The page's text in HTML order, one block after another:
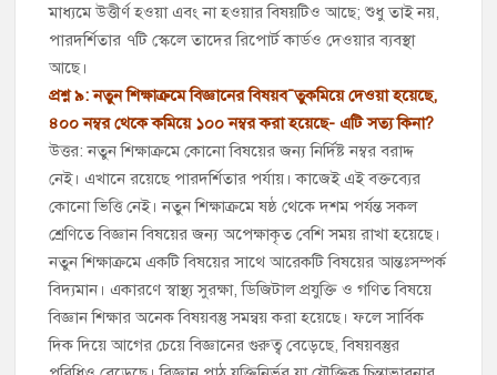
মাধ্যমে উত্তীর্ণ হওয়া এবং না হওয়ার বিষয়টিও আছে; শুধু তাই নয়,
পারদর্শিতার ৭টি স্কেলে তাদের রিপোর্ট কার্ডও দেওয়ার ব্যবস্থা
আছে।
প্রশ্ন ৯: নতুন শিক্ষাক্রমে বিজ্ঞানের বিষয়ব¯তুকমিয়ে দেওয়া হয়েছে,
৪০০ নম্বর থেকে কমিয়ে ১০০ নম্বর করা হয়েছে- এটি সত্য কিনা?
উত্তর: নতুন শিক্ষাক্রমে কোনো বিষয়ের জন্য নির্দিষ্ট নম্বর বরাদ্দ
নেই। এখানে রয়েছে পারদর্শিতার পর্যায়। কাজেই এই বক্তব্যের
কোনো ভিত্তি নেই। নতুন শিক্ষাক্রমে ষষ্ঠ থেকে দশম পর্যন্ত সকল
শ্রেণিতে বিজ্ঞান বিষয়ের জন্য অপেক্ষাকৃত বেশি সময় রাখা হয়েছে।
নতুন শিক্ষাক্রমে একটি বিষয়ের সাথে আরেকটি বিষয়ের আন্তঃসম্পর্ক
বিদ্যমান। একারণে স্বাস্থ্য সুরক্ষা, ডিজিটাল প্রযুক্তি ও গণিত বিষয়ে
বিজ্ঞান শিক্ষার অনেক বিষয়বস্তু সমন্বয় করা হয়েছে। ফলে সার্বিক
দিক দিয়ে আগের চেয়ে বিজ্ঞানের গুরুত্ব বেড়েছে, বিষয়বস্তুর